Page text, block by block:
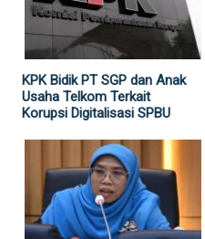
KPK Bidik PT SGP dan Anak
Usaha Telkom Terkait
Korupsi Digitalisasi SPBU